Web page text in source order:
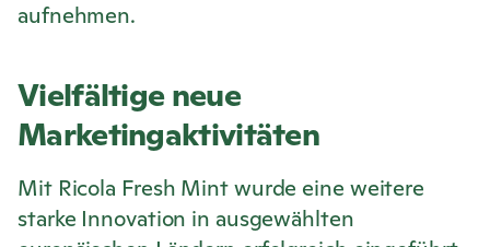
aufnehmen.
Vielfältige neue
Marketingaktivitäten
Mit Ricola Fresh Mint wurde eine weitere
starke Innovation in ausgewählten